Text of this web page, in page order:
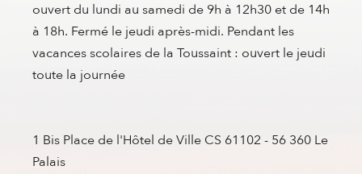
ouvert du lundi au samedi de 9h à 12h30 et de 14h
à 18h. Fermé le jeudi après-midi. Pendant les
vacances scolaires de la Toussaint : ouvert le jeudi
toute la journée
1 Bis Place de l'Hôtel de Ville CS 61102 - 56 360 Le
Palais